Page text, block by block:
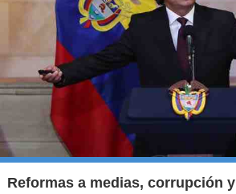
Reformas a medias, corrupción y